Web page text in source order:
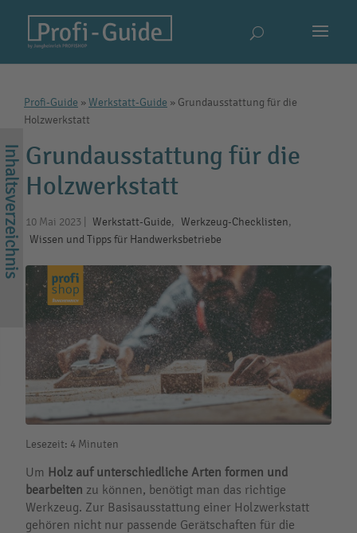
Profi-Guide »Werkstatt-Guide » Grundausstattung für die
Holzwerkstatt
Grundausstattung für die
Holzwerkstatt
10 Mai 2023 Werkstatt-Guide, Werkzeug-Checklisten,
Wissen und Tipps für Handwerksbetriebe
Lesezeit: 4 Minuten
Um Holz auf unterschiedliche Arten formen und
bearbeiten zu können, benötigt man das richtige
Werkzeug. Zur Basisausstattung einer Holzwerkstatt
gehören nicht nur passende Gerätschaften für die